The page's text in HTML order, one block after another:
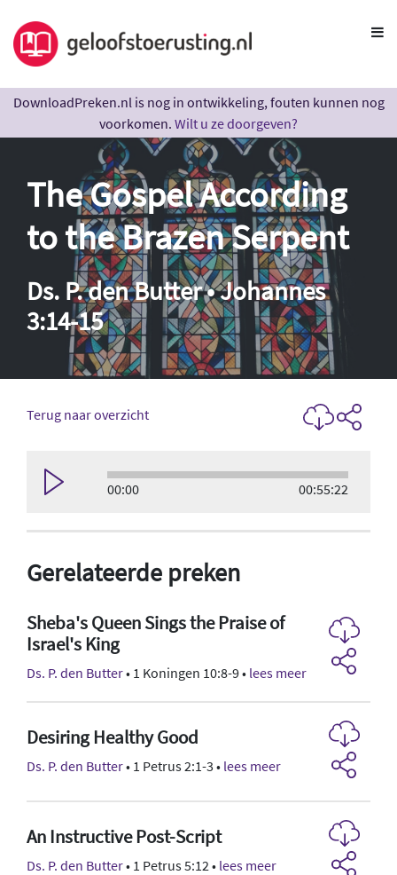
DownloadPreken.nl is nog in ontwikkeling, fouten kunnen nog
voorkomen. Wilt u ze doorgeven?
The Gospel According
to the Brazen Serpent
Ds. P. den Butter • Johannes
3:14-15
Terug naar overzicht
00:00 00:55:22
Gerelateerde preken
Sheba's Queen Sings the Praise of
Israel's King
Ds. P. den Butter• 1 Koningen 10:8-9 • lees meer
Desiring Healthy Good
Ds. P. den Butter• 1 Petrus 2:1-3 • lees meer
An Instructive Post-Script
Ds. P. den Butter• 1 Petrus 5:12 • lees meer